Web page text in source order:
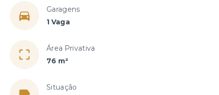
Garagens
1 Vaga
Área Privativa
76 m²
Situação